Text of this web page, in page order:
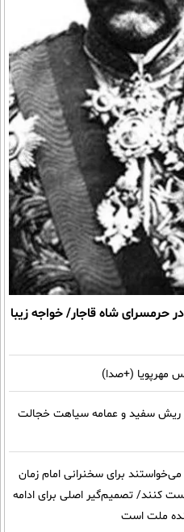
حرمسرای شاه قاجار/ خواجه زیبا
مهرپویا (+صدا)
ریش سفید و عمامه سیاهت خجالت
برای سخنرانی امام زمان
کنند/ تصمیم‌گیر اصلی برای ادامه
ملت است